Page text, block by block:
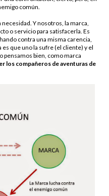
común.
Y nosotros, la marca,
o servicio para satisfacerla. Es
contra una misma carencia,
que uno la sufre (el cliente) y el
pensamos bien, como marca
los compañeros de aventuras de